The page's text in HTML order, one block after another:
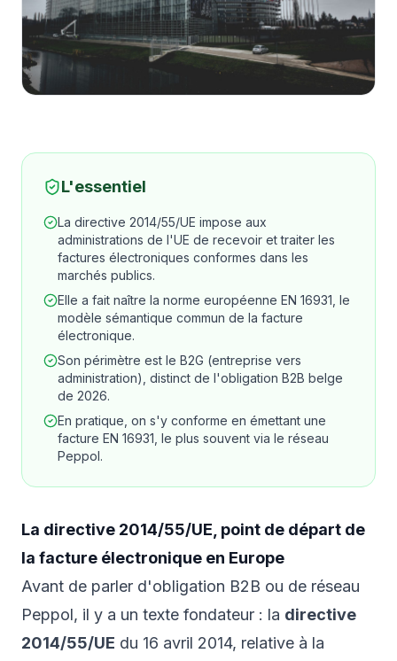
L'essentiel
La directive 2014/55/UE impose aux
administrations de l'UE de recevoir et traiter les
factures électroniques conformes dans les
marchés publics.
Elle a fait naître la norme européenne EN 16931, le
modèle sémantique commun de la facture
électronique.
Son périmètre est le B2G (entreprise vers
administration), distinct de l'obligation B2B belge
de 2026.
En pratique, on s'y conforme en émettant une
facture EN 16931, le plus souvent via le réseau
Peppol.
La directive 2014/55/UE, point de départ de
la facture électronique en Europe
Avant de parler d'obligation B2B ou de réseau
Peppol, il y a un texte fondateur : la directive
2014/55/UE du 16 avril 2014, relative à la